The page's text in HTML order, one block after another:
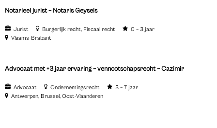
Notarieel jurist – Notaris Geysels
Jurist Burgerlijk recht Fiscaal recht
0 – 3 jaar
Vlaams-Brabant
Advocaat met +3 jaar ervaring – vennootschapsrecht – Cazimir
Advocaat Ondernemingsrecht
3 – 7 jaar
Antwerpen Brussel Oost-Vlaanderen